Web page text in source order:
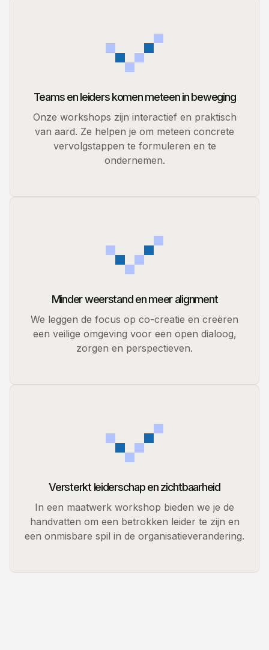
Teams en leiders komen meteen in beweging
Onze workshops zijn interactief en praktisch
van aard. Ze helpen je om meteen concrete
vervolgstappen te formuleren en te
ondernemen.
Minder weerstand en meer alignment
We leggen de focus op co-creatie en creëren
een veilige omgeving voor een open dialoog,
zorgen en perspectieven.
Versterkt leiderschap en zichtbaarheid
In een maatwerk workshop bieden we je de
handvatten om een betrokken leider te zijn en
een onmisbare spil in de organisatieverandering.